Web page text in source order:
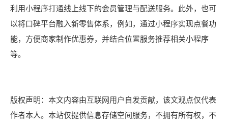
利用小程序打通线上线下的会员管理与配送服务。此外，也可
以将口碑平台融入新零售体系，例如，通过小程序实现点餐功
能，方便商家制作优惠券，并结合位置服务推荐相关小程序
等。
版权声明：本文内容由互联网用户自发贡献，该文观点仅代表
作者本人。本站仅提供信息存储空间服务，不拥有所有权，不